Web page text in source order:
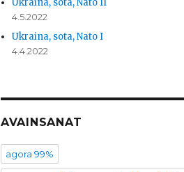
Ukraina, sota, Nato II
4.5.2022
Ukraina, sota, Nato I
4.4.2022
AVAINSANAT
agora 99%